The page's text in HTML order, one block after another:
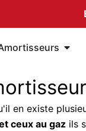
en existe
ceux au gazils